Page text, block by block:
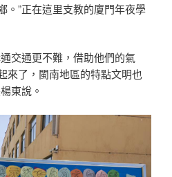
。”正在這里支教的廈門年夜學
交通更不難，借助他們的氣
來了，閩南地區的特點文明也
東說。